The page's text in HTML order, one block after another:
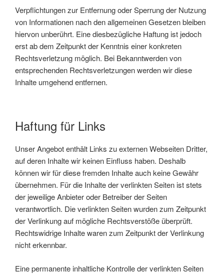
Verpflichtungen zur Entfernung oder Sperrung der Nutzung
von Informationen nach den allgemeinen Gesetzen bleiben
hiervon unberührt. Eine diesbezügliche Haftung ist jedoch
erst ab dem Zeitpunkt der Kenntnis einer konkreten
Rechtsverletzung möglich. Bei Bekanntwerden von
entsprechenden Rechtsverletzungen werden wir diese
Inhalte umgehend entfernen.
Haftung für Links
Unser Angebot enthält Links zu externen Webseiten Dritter,
auf deren Inhalte wir keinen Einfluss haben. Deshalb
können wir für diese fremden Inhalte auch keine Gewähr
übernehmen. Für die Inhalte der verlinkten Seiten ist stets
der jeweilige Anbieter oder Betreiber der Seiten
verantwortlich. Die verlinkten Seiten wurden zum Zeitpunkt
der Verlinkung auf mögliche Rechtsverstöße überprüft.
Rechtswidrige Inhalte waren zum Zeitpunkt der Verlinkung
nicht erkennbar.
Eine permanente inhaltliche Kontrolle der verlinkten Seiten